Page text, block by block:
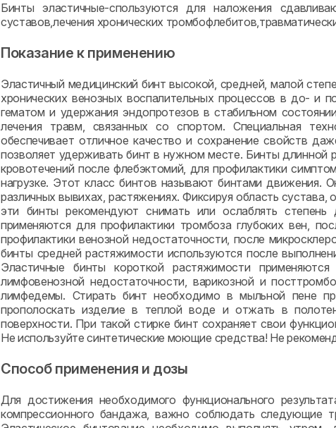
Бинты эластичные-спользуются для наложения
суставов,лечения хронических
Показание к применению
Эластичный медицинский бинт высокой, средней, малой
хронических венозных воспалительных процессов в до- и
гематом и удержания эндопротезов в стабильном
лечения травм, связанных со спортом. Специальная
обеспечивает отличное качество и сохранение свойств
позволяет удерживать бинт в нужном месте. Бинты
кровотечений после флебэктомий, для профилактики
нагрузке. Этот класс бинтов называют бинтами движения.
различных вывихах, растяжениях. Фиксируя область
эти бинты рекомендуют снимать или ослаблять
применяются для профилактики тромбоза глубоких вен,
профилактики венозной недостаточности, после
бинты средней растяжимости используются после
Эластичные бинты короткой растяжимости
лимфовенозной недостаточности, варикозной и
лимфедемы. Стирать бинт необходимо в мыльной пене
прополоскать изделие в теплой воде и отжать в
поверхности. При такой стирке бинт сохраняет свои
Не используйте синтетические моющие средства! Не
Способ применения и дозы
Для достижения необходимого функционального
компрессионного бандажа, важно соблюдать следующие